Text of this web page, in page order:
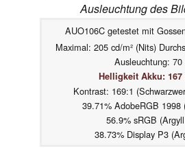
Ausleuchtung des
AUO106C getestet mit
Maximal: 205 cd/m² (Nits)
Ausleuchtung: 70
Helligkeit Akku: 167
Kontrast: 169:1
39.71% AdobeRGB 1998
56.9% sRGB
38.73% Display P3